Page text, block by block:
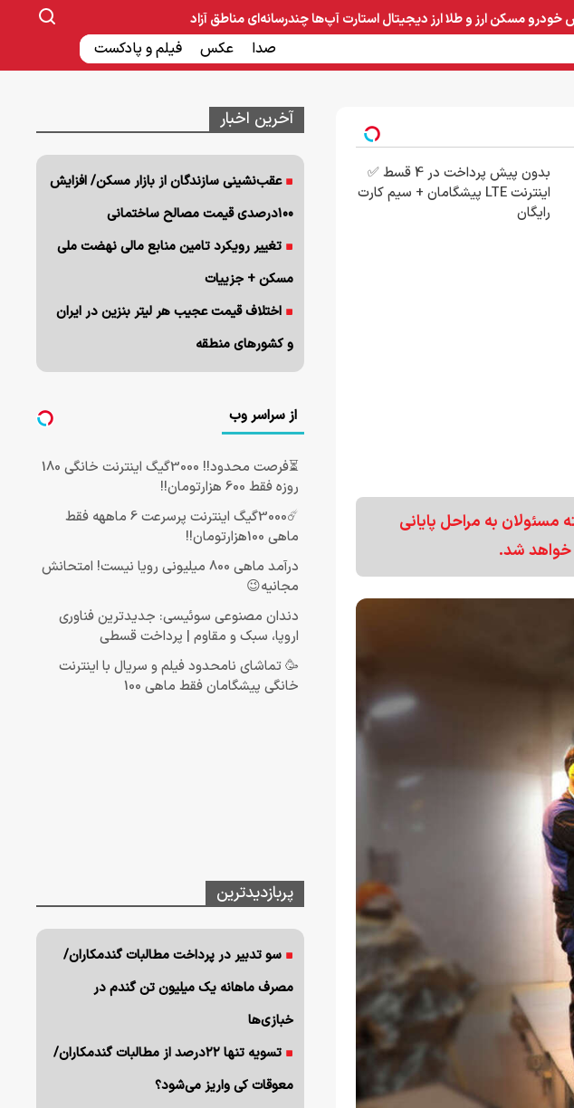
صنایع غذایی و دارویی ساخت و ساز بانک و بیمه
خودرومسکنارز و طلاارز دیجیتالاستارت آپ‌هاچندرسانه‌ای
صدا عکس فیلم و پادکست
مناطق آزاد
بدون پیش پرداخت در 4 قسط ✅
اینترنت LTE پیشگامان + سیم کارت
رایگان
مسئولان به مراحل پایانی
آخرین اخبار
عقب‌نشینی سازندگان از بازار مسکن/ افزایش
۱۰۰درصدی قیمت مصالح ساختمانی
تغییر رویکرد تامین منابع مالی نهضت ملی
مسکن + جزییات
اختلاف قیمت عجیب هر لیتر بنزین در ایران
و کشورهای منطقه
از سراسر وب
⏳فرصت محدود!! 3000گیگ اینترنت خانگی 180
روزه فقط 600 هزارتومان!!
☄️3000گیگ اینترنت پرسرعت 6 ماههه فقط
ماهی 100هزارتومان!!
درآمد ماهی 800 میلیونی رویا نیست! امتحانش
مجانیه😉
دندان مصنوعی سوئیسی: جدیدترین فناوری
اروپا، سبک و مقاوم | پرداخت قسطی
🥳 تماشای نامحدود فیلم و سریال با اینترنت
خانگی پیشگامان فقط ماهی 100
پربازدیدترین
سو تدبیر در پرداخت مطالبات گندمکاران/
مصرف ماهانه یک میلیون تن گندم در
خبازی‌ها
تسویه تنها ۲۲درصد از مطالبات گندمکاران/
معوقات کی واریز می‌شود؟